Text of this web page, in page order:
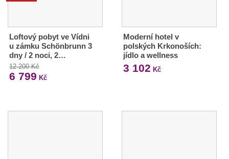
Loftový pobyt ve Vídni
u zámku Schönbrunn 3
dny / 2 noci, 2…
12 200 Kč
6 799 Kč
Moderní hotel v
polských Krkonoších:
jídlo a wellness
3 102 Kč